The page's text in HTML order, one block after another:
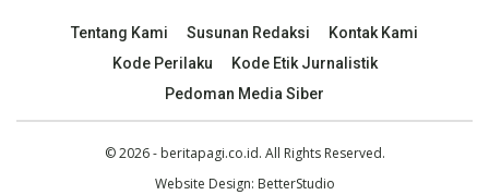
Tentang Kami Susunan Redaksi
Kontak Kami
Kode Perilaku
Kode Etik Jurnalistik
Pedoman Media Siber
© 2026 - beritapagi.co.id. All Rights Reserved.
Website Design: BetterStudio